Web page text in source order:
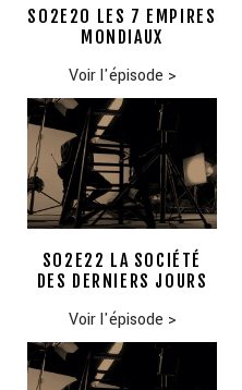
S02E20 LES 7 EMPIRES
MONDIAUX
Voir l'épisode >
S02E22 LA SOCIÉTÉ
DES DERNIERS JOURS
Voir l'épisode >